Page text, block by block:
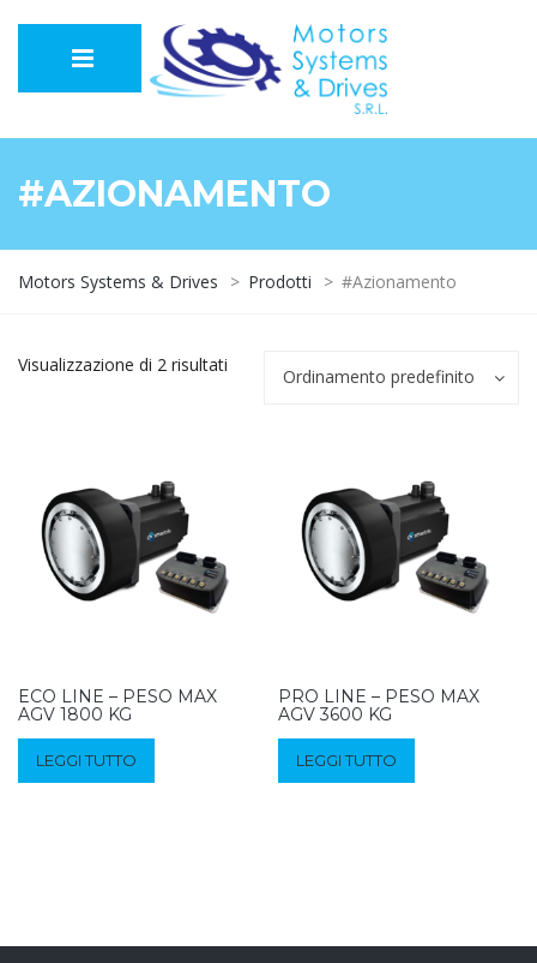
#AZIONAMENTO
Motors Systems & Drives > Prodotti > #Azionamento
Visualizzazione di 2 risultati
Ordinamento predefinito
ECO LINE – PESO MAX
AGV 1800 KG
LEGGI TUTTO
PRO LINE – PESO MAX
AGV 3600 KG
LEGGI TUTTO